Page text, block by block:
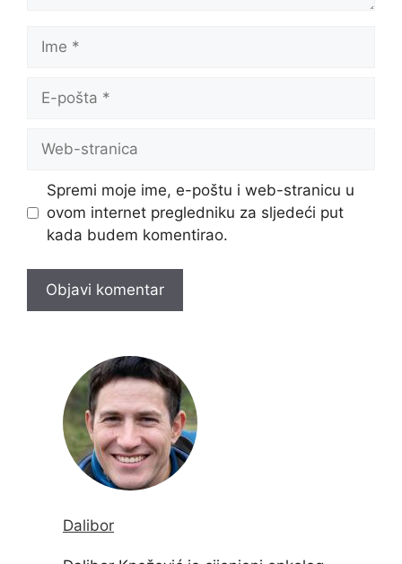
pošta
stranica
Spremi moje ime, e-poštu i web-stranicu u
ovom internet pregledniku za sljedeći put
kada budem komentirao.
Dalibor